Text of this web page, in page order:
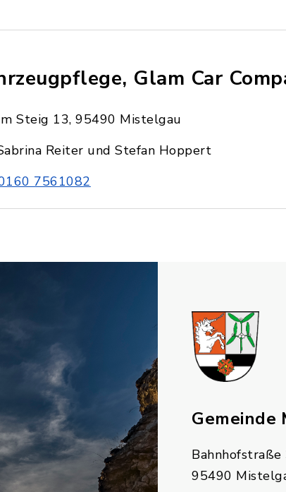
Glam Car
Steig 13, 95490 Mistelgau
Reiter und Stefan Hoppert
7561082
Gemeinde
Bahnhofstraße
95490